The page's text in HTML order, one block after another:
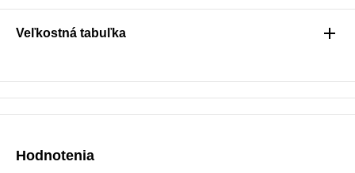
Veľkostná tabuľka
Hodnotenia